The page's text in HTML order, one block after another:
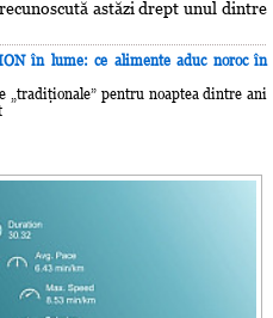
astăzi drept unul dintre
în lume: ce alimente aduc noroc în
„tradiţionale” pentru noaptea dintre ani